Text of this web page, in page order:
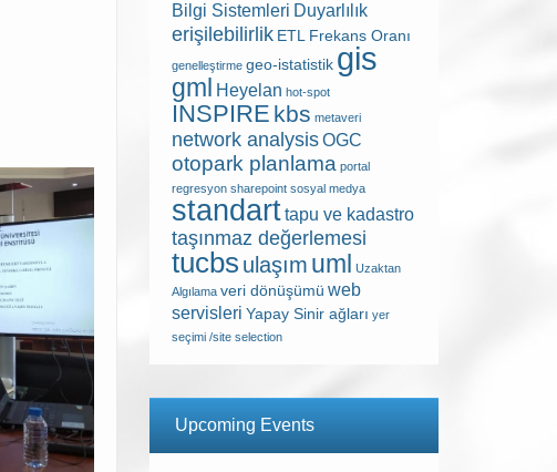
Bilgi Sistemleri Duyarlılık
erişilebilirlik ETL Frekans Oranı
genelleştirme geo-istatistik gis
gml Heyelan hot-spot
INSPIRE kbs metaveri
network analysisOGC
otopark planlama portal
regresyon sharepoint sosyal medya
standarttapu ve kadastro
taşınmaz değerlemesi
tucbs ulaşım uml Uzaktan
Algılama veri dönüşümü web
servisleri Yapay Sinir ağları yer
seçimi /site selection
Upcoming Events